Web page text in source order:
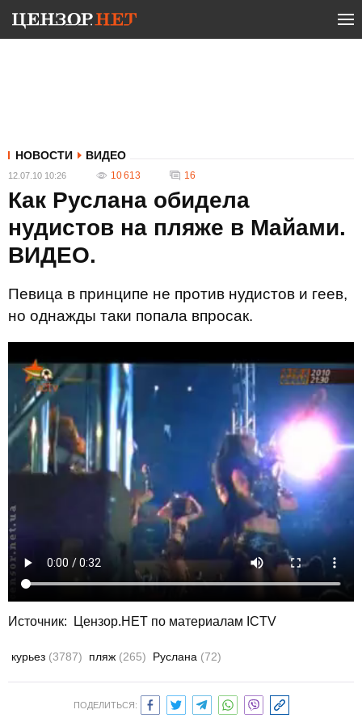
НОВОСТИ ВИДЕО
12.07.10 10:26 10 613 16
Как Руслана обидела
нудистов на пляже в Майами.
ВИДЕО.
Певица в принципе не против нудистов и геев,
но однажды таки попала впросак.
Источник: Цензор.НЕТ по материалам ICTV
курьез (3787) пляж (265) Руслана (72)
ПОДЕЛИТЬСЯ: